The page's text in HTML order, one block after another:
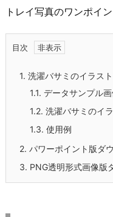
トレイ写真のワンポイ
目次
1. 洗濯バサミのイラスト
1.1. データサンプル画
1.2. 洗濯バサミのイ
1.3. 使用例
2. パワーポイント版ダ
3. PNG透明形式画像版